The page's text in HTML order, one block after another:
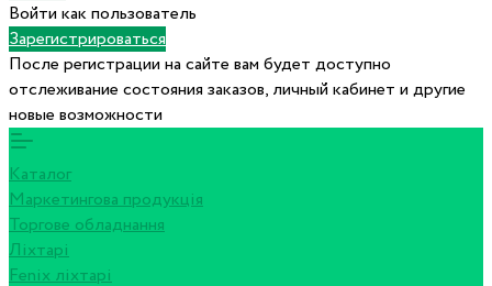
Войти как пользователь
Зарегистрироваться
После регистрации на сайте вам будет доступно
отслеживание состояния заказов, личный кабинет и другие
новые возможности
Каталог
Маркетингова продукція
Торгове обладнання
Ліхтарі
Fenix ліхтарі